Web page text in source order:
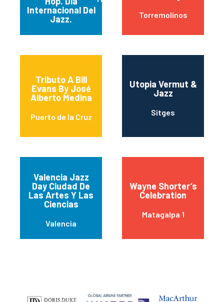
Internacional Del
Jazz.
Torremolinos
Tributo A Bill
Evans By José
Alberto Medina
Puerto de la Cruz
Utopia Vermut &
Jazz
Sitges
Valencia Jazz
Day Ciudad De
Las Artes Y Las
Ciencias
Valencia
Wayne Shorter’s
Celebration
Matagalpa 1